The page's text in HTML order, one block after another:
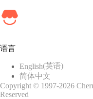
语言
English(英语)
简体中文
Copyright © 1997-2026
Reserved